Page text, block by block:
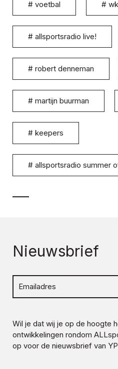
# voetbal #
# allsportsradio live!
# robert denneman
# martijn buurman
# keepers
# allsportsradio summer
Nieuwsbrief
Wil je dat wij je op de hoogte
ontwikkelingen rondom
op voor de nieuwsbrief van